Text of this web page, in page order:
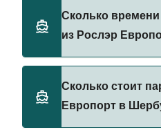
Сколько
из Рослэр
Европорт в Шербур
Длительность рейса
Сколько стоит
Европорт в